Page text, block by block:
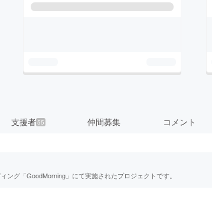
支援者55 仲間募集 コメント
ング「GoodMorning」にて実施されたプロジェクトです。